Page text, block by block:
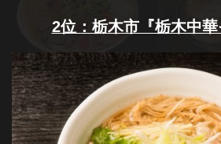
2位：栃木市『栃木中華